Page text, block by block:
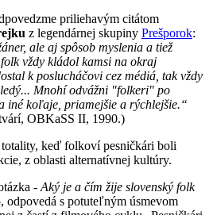
priliehavým citátom
z legendárnej skupiny Prešporok:
ale aj spôsob myslenia a tiež
vždy kládol kamsi na okraj
k poslucháčovi cez médiá, tak vždy
Mnohí odvážni "folkeri" po
iné koľaje, priamejšie a rýchlejšie.“
OBKaSS II, 1990.)
totality, keď folkoví pesničkári boli
z oblasti alternatívnej kultúry.
- Aký je a čím žije slovenský folk
odpovedá s potuteľným úsmevom